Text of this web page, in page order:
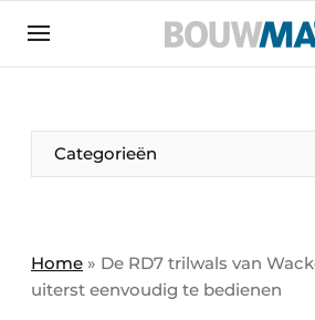
Aanmelden
Bedrijven
Bedrijven
Contact
Categorieën
Home » De RD7 trilwals van
uiterst eenvoudig te bedienen